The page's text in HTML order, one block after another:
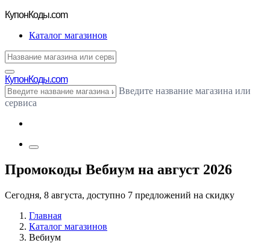
КупонКоды.com
Каталог магазинов
КупонКоды.com
Введите название магазина или
сервиса
Промокоды Вебиум на август 2026
Сегодня, 8 августа, доступно 7 предложений на скидку
Главная
Каталог магазинов
Вебиум